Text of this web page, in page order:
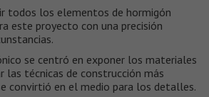
todos los elementos de hormigón
este proyecto con una precisión
se centró en exponer los materiales
técnicas de construcción más
convirtió en el medio para los detalles.